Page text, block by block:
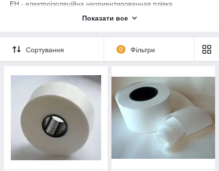
ЕН - електроізоляційна неориентированная плівка.
ПН - стрічка прокладочная неориентированная для
матеріалу.
Показати все
Сортування 0 Фільтри